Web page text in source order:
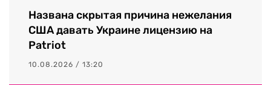
Названа скрытая причина нежелания
США давать Украине лицензию на
Patriot
10.08.2026 / 13:20